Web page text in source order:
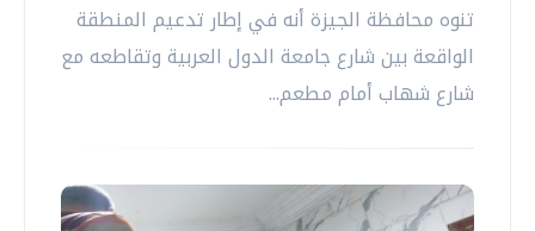
تنوه محافظة الجيزة أنه في إطار تدعيم المنطقة
الواقعة بين شارع جامعة الدول العربية وتقاطعه مع
شارع شهاب أمام مطعم...